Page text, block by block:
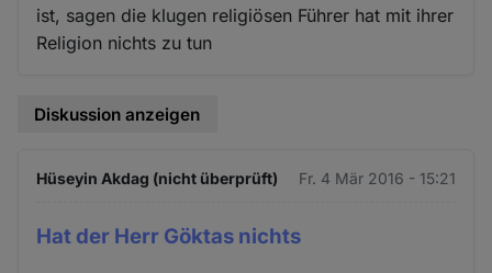
ist, sagen die klugen religiösen Führer hat mit ihrer
Religion nichts zu tun
Diskussion anzeigen
Hüseyin Akdag (nicht überprüft) Fr. 4 Mär 2016 - 15:21
Hat der Herr Göktas nichts